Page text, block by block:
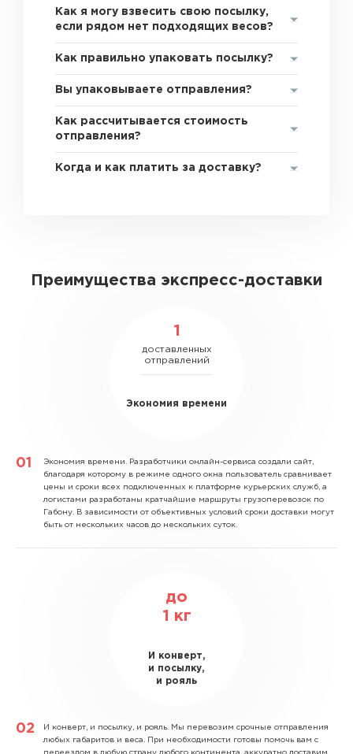
Как я могу взвесить свою посылку,
если рядом нет подходящих весов?
Как правильно упаковать посылку?
Вы упаковываете отправления?
Как рассчитывается стоимость
отправления?
Когда и как платить за доставку?
Преимущества экспресс-доставки
1
доставленных
отправлений
Экономия времени
Экономия времени. Разработчики онлайн-сервиса создали сайт,
благодаря которому в режиме одного окна пользователь сравнивает
цены и сроки всех подключенных к платформе курьерских служб, а
логистами разработаны кратчайшие маршруты грузоперевозок по
Габону. В зависимости от объективных условий сроки доставки могут
быть от нескольких часов до нескольких суток.
до
1
кг
И конверт,
и посылку,
и рояль
И конверт, и посылку, и рояль. Мы перевозим срочные отправления
любых габаритов и веса. При необходимости готовы помочь вам с